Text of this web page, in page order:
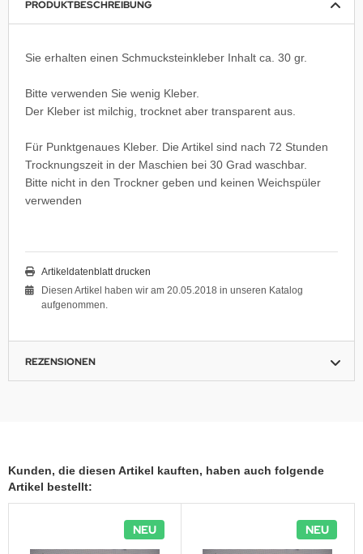
PRODUKTBESCHREIBUNG
Sie erhalten einen Schmucksteinkleber Inhalt ca. 30 gr.
Bitte verwenden Sie wenig Kleber.
Der Kleber ist milchig, trocknet aber transparent aus.
Für Punktgenaues Kleber. Die Artikel sind nach 72 Stunden
Trocknungszeit in der Maschien bei 30 Grad waschbar.
Bitte nicht in den Trockner geben und keinen Weichspüler
verwenden
Artikeldatenblatt drucken
Diesen Artikel haben wir am 20.05.2018 in unseren Katalog
aufgenommen.
REZENSIONEN
Kunden, die diesen Artikel kauften, haben auch folgende
Artikel bestellt:
NEU NEU